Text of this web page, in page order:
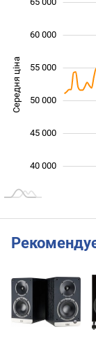
Середня ціна
40 000
45 000
50 000
55 000
60 000
65 000